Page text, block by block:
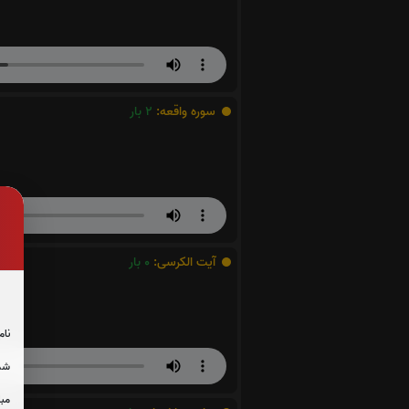
سوره واقعه: 2 بار
آیت الکرسی: 0 بار